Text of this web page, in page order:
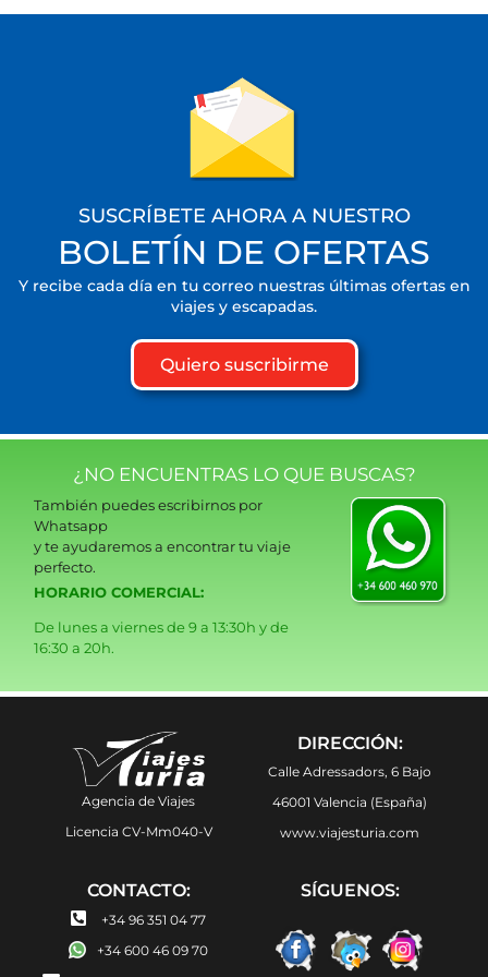
SUSCRÍBETE AHORA A NUESTRO
BOLETÍN DE OFERTAS
Y recibe cada día en tu correo nuestras últimas ofertas en
viajes y escapadas.
Quiero suscribirme
¿NO ENCUENTRAS LO QUE BUSCAS?
También puedes escribirnos por
Whatsapp
y te ayudaremos a encontrar tu viaje
perfecto.
HORARIO COMERCIAL:
De lunes a viernes de 9 a 13:30h y de
16:30 a 20h.
Agencia de Viajes
Licencia CV-Mm040-V
DIRECCIÓN:
Calle Adressadors, 6 Bajo
46001 Valencia (España)
www.viajesturia.com
CONTACTO:
+34 96 351 04 77
+34 600 46 09 70
SÍGUENOS: